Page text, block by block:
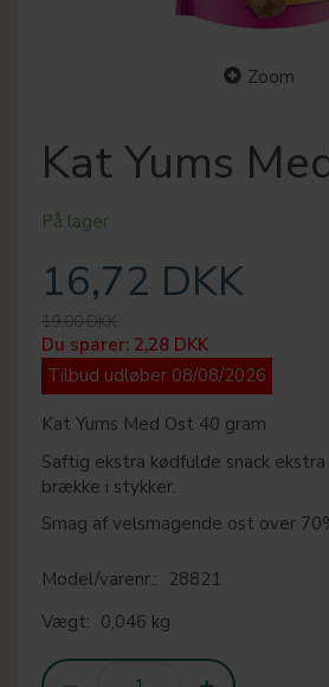
Zoom
Kat Yums
På lager
16,72 DKK
19,00 DKK
Du sparer: 2,28 DKK
Tilbud udløber 08/08/2026
Kat Yums Med Ost 40 gram
Saftig ekstra kødfulde snack
brække i stykker.
Smag af velsmagende ost over
Model/varenr.: 28821
Vægt: 0,046 kg